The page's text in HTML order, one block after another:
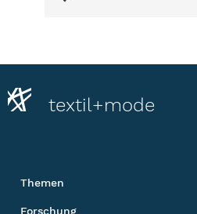
textil+mode
Themen
Forschung